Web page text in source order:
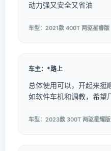
动力强又安全又省油
车型：2021款 400T 两驱星睿版
车主：*路上
总体使用可以，开起来挺
如软件车机和调教，希望
车型：2023款 300T 两驱星耀版